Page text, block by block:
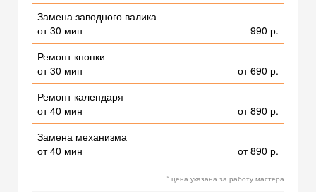
Замена заводного валика
от 30 мин
990 р.
Ремонт кнопки
от 30 мин
от 690 р.
Ремонт календаря
от 40 мин
от 890 р.
Замена механизма
от 40 мин
от 890 р.
* цена указана за работу мастера